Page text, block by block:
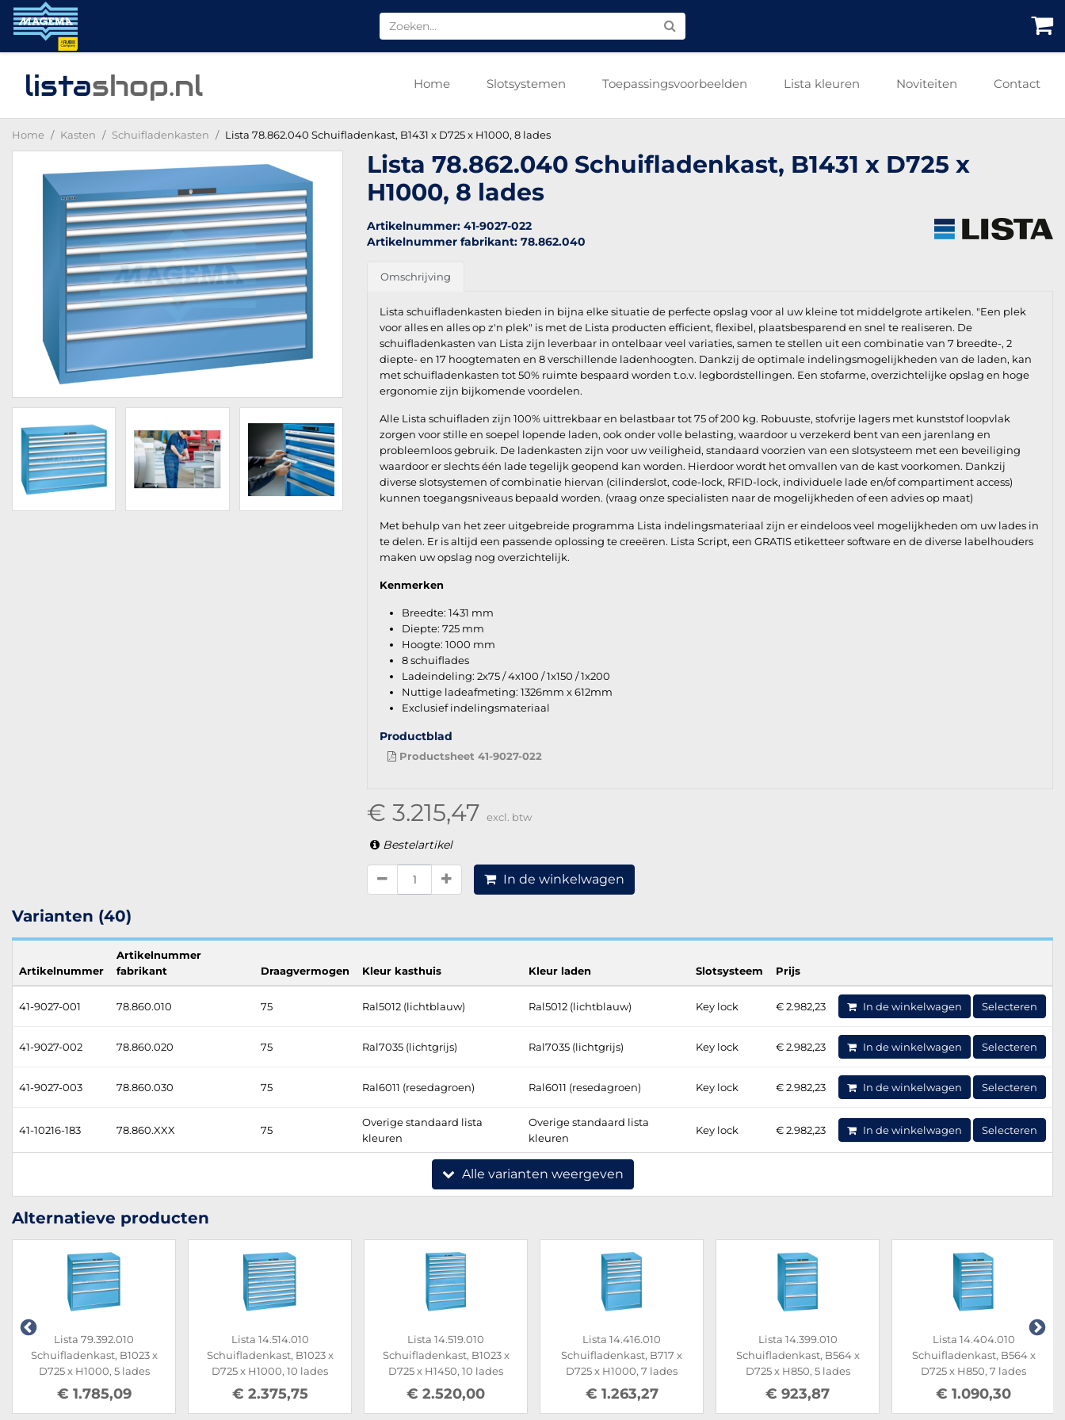
listashop.nl Home Slotsystemen Toepassingsvoorbeelden Lista kleuren Noviteiten Contact
Home Kasten Schuifladenkasten Lista 78.862.040 Schuifladenkast, B1431 x D725 x H1000, 8 lades
Lista 78.862.040 Schuifladenkast, B1431 x D725 x
H1000, 8 lades
Artikelnummer: 41-9027-022
Artikelnummer fabrikant: 78.862.040
Omschrijving
Lista schuifladenkasten bieden in bijna elke situatie de perfecte opslag voor al uw kleine tot middelgrote artikelen. "Een plek
voor alles en alles op z'n plek" is met de Lista producten efficient, flexibel, plaatsbesparend en snel te realiseren. De
schuifladenkasten van Lista zijn leverbaar in ontelbaar veel variaties, samen te stellen uit een combinatie van 7 breedte-, 2
diepte- en 17 hoogtematen en 8 verschillende ladenhoogten. Dankzij de optimale indelingsmogelijkheden van de laden, kan
met schuifladenkasten tot 50% ruimte bespaard worden t.o.v. legbordstellingen. Een stofarme, overzichtelijke opslag en hoge
ergonomie zijn bijkomende voordelen.
Alle Lista schuifladen zijn 100% uittrekbaar en belastbaar tot 75 of 200 kg. Robuuste, stofvrije lagers met kunststof loopvlak
zorgen voor stille en soepel lopende laden, ook onder volle belasting, waardoor u verzekerd bent van een jarenlang en
probleemloos gebruik. De ladenkasten zijn voor uw veiligheid, standaard voorzien van een slotsysteem met een beveiliging
waardoor er slechts één lade tegelijk geopend kan worden. Hierdoor wordt het omvallen van de kast voorkomen. Dankzij
diverse slotsystemen of combinatie hiervan (cilinderslot, code-lock, RFID-lock, individuele lade en/of compartiment access)
kunnen toegangsniveaus bepaald worden. (vraag onze specialisten naar de mogelijkheden of een advies op maat)
Met behulp van het zeer uitgebreide programma Lista indelingsmateriaal zijn er eindeloos veel mogelijkheden om uw lades in
te delen. Er is altijd een passende oplossing te creeëren. Lista Script, een GRATIS etiketteer software en de diverse labelhouders
maken uw opslag nog overzichtelijk.
Kenmerken
Breedte: 1431 mm
Diepte: 725 mm
Hoogte: 1000 mm
8 schuiflades
Ladeindeling: 2x75 / 4x100 / 1x150 / 1x200
Nuttige ladeafmeting: 1326mm x 612mm
Exclusief indelingsmateriaal
Productblad
Productsheet 41-9027-022
€ 3.215,47 excl. btw
Bestelartikel
In de winkelwagen
Varianten (40)
Artikelnummer
Artikelnummer
fabrikant
Draagvermogen Kleur kasthuis Kleur laden Slotsysteem Prijs
41-9027-001 78.860.010 75 Ral5012 (lichtblauw) Ral5012 (lichtblauw) Key lock € 2.982,23 In de winkelwagen Selecteren
41-9027-002 78.860.020 75 Ral7035 (lichtgrijs) Ral7035 (lichtgrijs) Key lock € 2.982,23 In de winkelwagen Selecteren
41-9027-003 78.860.030 75 Ral6011 (resedagroen) Ral6011 (resedagroen) Key lock € 2.982,23 In de winkelwagen Selecteren
41-10216-183 78.860.XXX 75
Overige standaard lista
kleuren
Overige standaard lista
kleuren
Key lock € 2.982,23 In de winkelwagen Selecteren
Alle varianten weergeven
Alternatieve producten
Lista 79.392.010
Schuifladenkast, B1023 x
D725 x H1000, 5 lades
€ 1.785,09
Lista 14.514.010
Schuifladenkast, B1023 x
D725 x H1000, 10 lades
€ 2.375,75
Lista 14.519.010
Schuifladenkast, B1023 x
D725 x H1450, 10 lades
€ 2.520,00
Lista 14.416.010
Schuifladenkast, B717 x
D725 x H1000, 7 lades
€ 1.263,27
Lista 14.399.010
Schuifladenkast, B564 x
D725 x H850, 5 lades
€ 923,87
Lista 14.404.010
Schuifladenkast, B564 x
D725 x H850, 7 lades
€ 1.090,30